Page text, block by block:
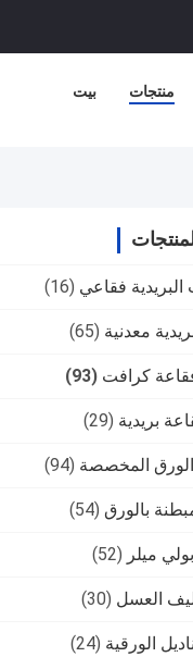
بيت منتجات
البريدية فقاعي (16)
معدنية (65)
كرافت (93)
بريدية (29)
المخصصة (94)
بالورق (54)
ميلر (52)
العسل (30)
الورقية (24)